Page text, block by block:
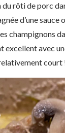
rôti de porc
d’une sauce
champignons
avec
court